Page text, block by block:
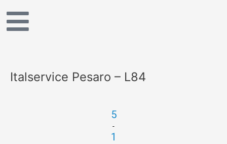
Italservice Pesaro – L84
5
-
1